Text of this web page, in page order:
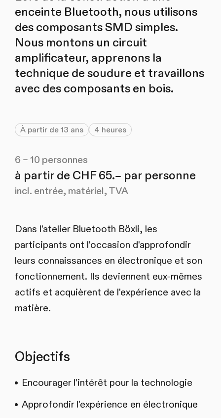
enceinte Bluetooth, nous utilisons
des composants SMD simples.
Nous montons un circuit
amplificateur, apprenons la
technique de soudure et travaillons
avec des composants en bois.
À partir de 13 ans 4 heures
6 – 10 personnes
à partir de CHF 65.– par personne
incl. entrée, matériel, TVA
Dans l'atelier Bluetooth Böxli, les
participants ont l'occasion d'approfondir
leurs connaissances en électronique et son
fonctionnement. Ils deviennent eux-mêmes
actifs et acquièrent de l'expérience avec la
matière.
Objectifs
Encourager l'intérêt pour la technologie
Approfondir l'expérience en électronique